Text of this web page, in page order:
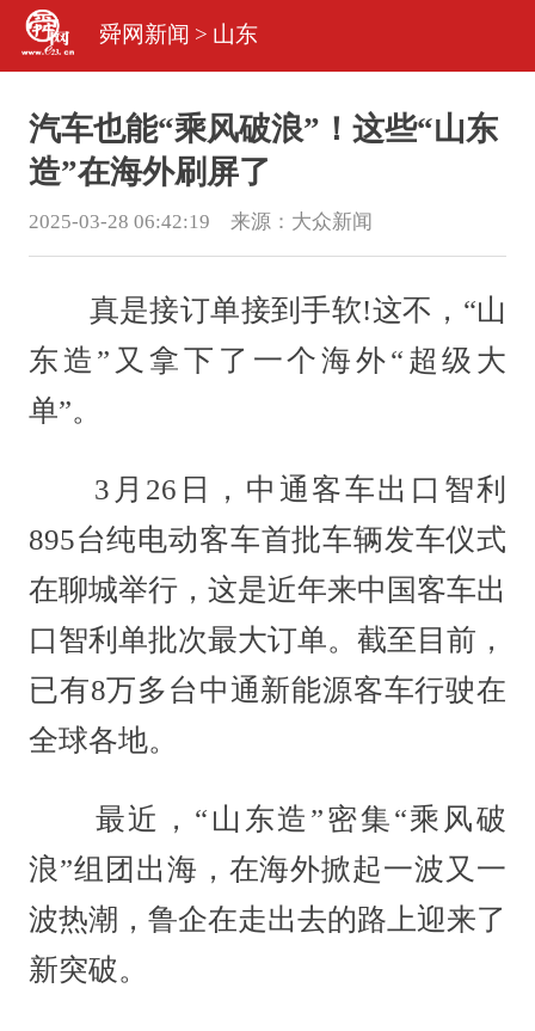
舜网新闻 > 山东
汽车也能“乘风破浪”！这些“山东
造”在海外刷屏了
2025-03-28 06:42:19 来源： 大众新闻
真是接订单接到手软!这不，“山
东造”又拿下了一个海外“超级大
单”。
3月26日，中通客车出口智利
895台纯电动客车首批车辆发车仪式
在聊城举行，这是近年来中国客车出
口智利单批次最大订单。截至目前，
已有8万多台中通新能源客车行驶在
全球各地。
最近，“山东造”密集“乘风破
浪”组团出海，在海外掀起一波又一
波热潮，鲁企在走出去的路上迎来了
新突破。